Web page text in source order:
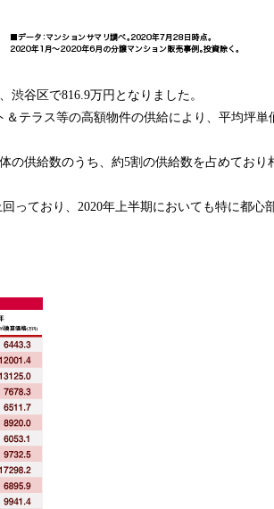
渋谷区で816.9万円となりました。
テラス等の高額物件の供給により、平均坪単
の供給数のうち、約5割の供給数を占めており
っており、2020年上半期においても特に都心